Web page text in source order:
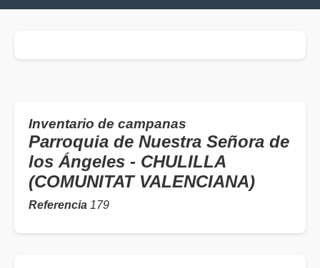
Inventario de campanas
Parroquia de Nuestra Señora de
los Ángeles - CHULILLA
(COMUNITAT VALENCIANA)
Referencia 179